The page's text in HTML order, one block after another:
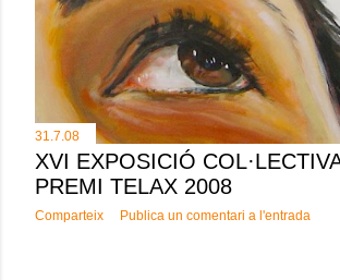
31.7.08
XVI EXPOSICIÓ
PREMI TELAX 2008
Comparteix Publica un comentari a l'entrada